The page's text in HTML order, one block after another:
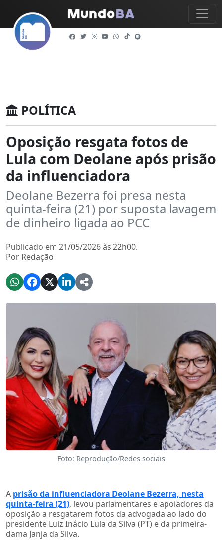
POLÍTICA
Oposição resgata fotos de
Lula com Deolane após prisão
da influenciadora
Deolane Bezerra foi presa nesta
quinta-feira (21) por suposta lavagem
de dinheiro ligada ao PCC
Publicado em 21/05/2026 às 22h00.
Por Redação
Foto: Reprodução/Redes sociais
A prisão da influenciadora Deolane Bezerra, nesta
quinta-feira (21), levou parlamentares e apoiadores da
oposição a resgatarem fotos da advogada ao lado do
presidente Luiz Inácio Lula da Silva (PT) e da primeira-
dama Janja da Silva.